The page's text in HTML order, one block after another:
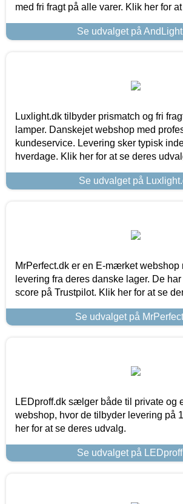
med fri fragt på alle varer. Klik her for
Se udvalget på
Luxlight.dk tilbyder prismatch og fri
lamper. Danskejet webshop med
kundeservice. Levering sker typisk
hverdage. Klik her for at se deres
Se udvalget på
MrPerfect.dk er en E-mærket webshop
levering fra deres danske lager. De
score på Trustpilot. Klik her for at se
Se udvalget på
LEDproff.dk sælger både til private og
webshop, hvor de tilbyder levering på
her for at se deres udvalg.
Se udvalget på